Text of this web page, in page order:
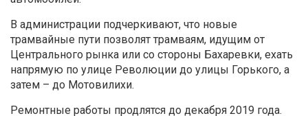
В администрации подчеркивают, что новые
трамвайные пути позволят трамваям, идущим от
Центрального рынка или со стороны Бахаревки, ехать
напрямую по улице Революции до улицы Горького, а
затем – до Мотовилихи.
Ремонтные работы продлятся до декабря 2019 года.